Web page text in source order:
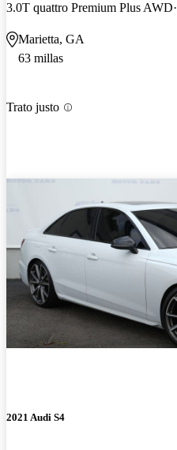
3.0T quattro Premium Plus AWD
Marietta, GA
63 millas
Trato justo
2021 Audi S4